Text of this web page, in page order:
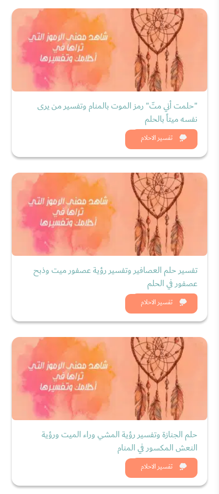
تفسير الاحلام
"حلمت أني متّ" رمز الموت بالمنام وتفسير من يرى
نفسه ميتاً بالحلم
شاهد الان
تفسير الاحلام
تفسير حلم العصافير وتفسير رؤية عصفور ميت وذبح
عصفور في الحلم
شاهد الان
تفسير الاحلام
حلم الجنازة وتفسير رؤية المشي وراء الميت ورؤية
النعش المكسور في المنام
شاهد الان